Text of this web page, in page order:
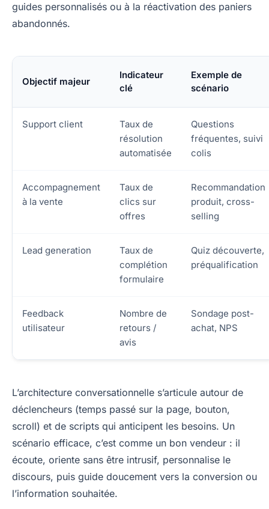
guides personnalisés ou à la réactivation des paniers
abandonnés.
Objectif majeur
Indicateur
clé
Exemple de
scénario
Support client
Taux de
résolution
automatisée
Questions
fréquentes, suivi
colis
Accompagnement
à la vente
Taux de
clics sur
offres
Recommandation
produit, cross-
selling
Lead generation
Taux de
complétion
formulaire
Quiz découverte,
préqualification
Feedback
utilisateur
Nombre de
retours /
avis
Sondage post-
achat, NPS
L’architecture conversationnelle s’articule autour de
déclencheurs (temps passé sur la page, bouton,
scroll) et de scripts qui anticipent les besoins. Un
scénario efficace, c’est comme un bon vendeur : il
écoute, oriente sans être intrusif, personnalise le
discours, puis guide doucement vers la conversion ou
l’information souhaitée.